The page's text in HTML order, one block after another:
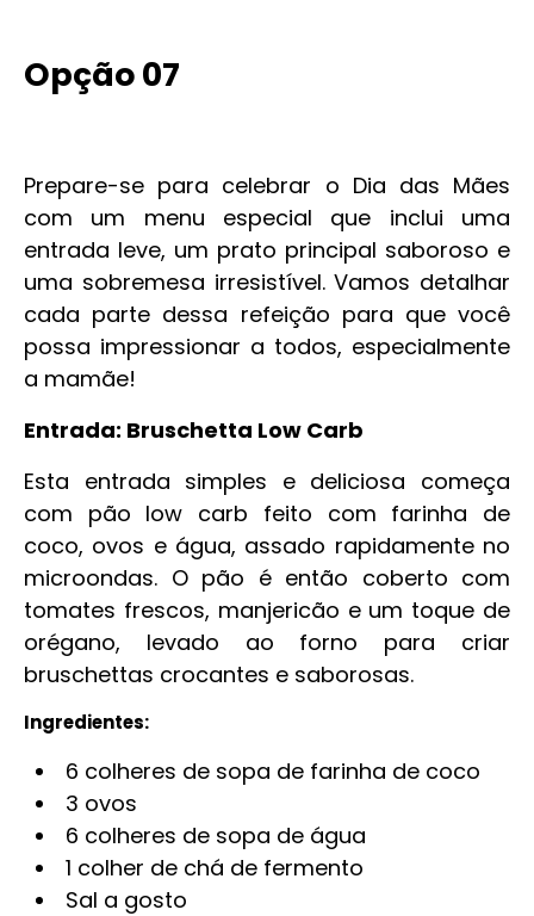
Opção 07
Prepare-se para celebrar o Dia das Mães
com um menu especial que inclui uma
entrada leve, um prato principal saboroso e
uma sobremesa irresistível. Vamos detalhar
cada parte dessa refeição para que você
possa impressionar a todos, especialmente
a mamãe!
Entrada: Bruschetta Low Carb
Esta entrada simples e deliciosa começa
com pão low carb feito com farinha de
coco, ovos e água, assado rapidamente no
microondas. O pão é então coberto com
tomates frescos, manjericão e um toque de
orégano, levado ao forno para criar
bruschettas crocantes e saborosas.
Ingredientes:
6 colheres de sopa de farinha de coco
3 ovos
6 colheres de sopa de água
1 colher de chá de fermento
Sal a gosto